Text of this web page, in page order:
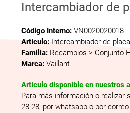
Intercambiador de
Código Interno:VN0020020018
Artículo: Intercambiador de
Familia: Recambios > Conjunto
Marca:Vaillant
Artículo disponible en nuestros
Para más información o realizar
28 28, por whatsapp o por